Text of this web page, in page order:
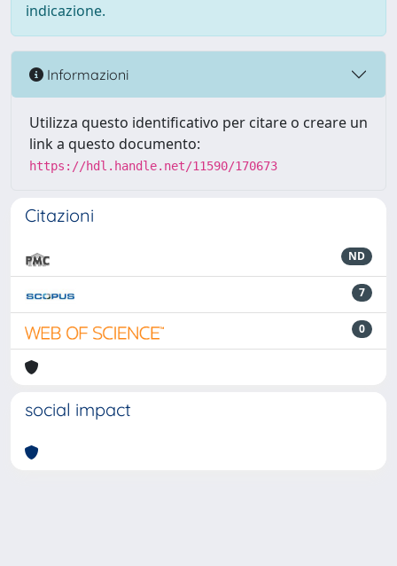
indicazione.
Informazioni
Utilizza questo identificativo per citare o creare un
link a questo documento:
https://hdl.handle.net/11590/170673
Citazioni
ND
7
0
social impact